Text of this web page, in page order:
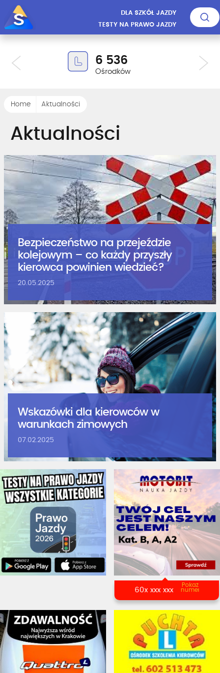
DLA SZKÓŁ JAZDY
TESTY NA PRAWO JAZDY
6 536
Ośrodków
Home Aktualności
Aktualności
Bezpieczeństwo na przejeździe
kolejowym – co każdy przyszły
kierowca powinien wiedzieć?
20.05.2025
Wskazówki dla kierowców w
warunkach zimowych
07.02.2025
60x xxx xxx
Pokaż
numer